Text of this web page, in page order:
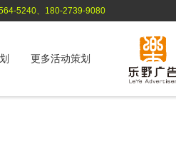
5240、180-2739-9080
更多活动策划